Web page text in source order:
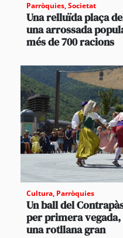
Parròquies,Societat
Una relluïda plaça
una arrossada
més de 700 racions
Cultura, Parròquies
Un ball del
per primera vegada,
una rotllana gran